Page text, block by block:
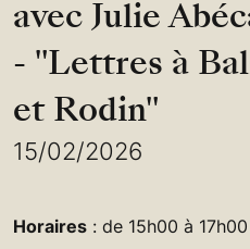
avec Julie
- "Lettres à
et Rodin"
15/02/2026
Horaires : de 15h00 à 17h00